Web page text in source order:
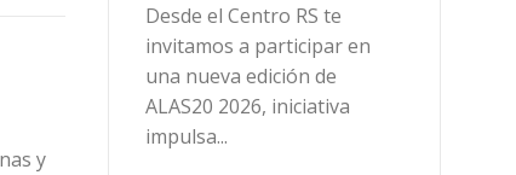
y
Desde el Centro RS te
invitamos a participar en
una nueva edición de
ALAS20 2026, iniciativa
impulsa...